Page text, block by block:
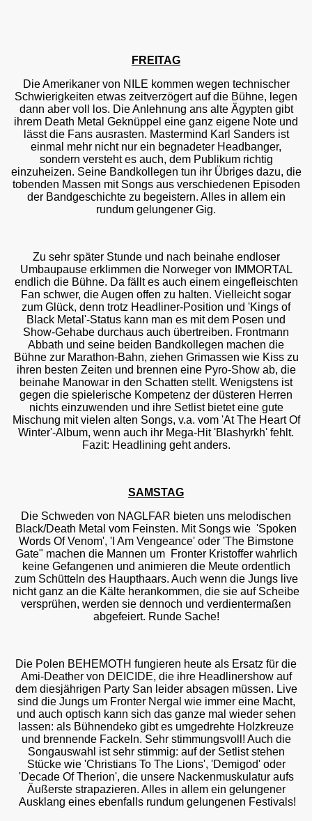
FREITAG
Die Amerikaner von NILE kommen wegen technischer
Schwierigkeiten etwas zeitverzögert auf die Bühne, legen
dann aber voll los. Die Anlehnung ans alte Ägypten gibt
ihrem Death Metal Geknüppel eine ganz eigene Note und
lässt die Fans ausrasten. Mastermind Karl Sanders ist
einmal mehr nicht nur ein begnadeter Headbanger,
sondern versteht es auch, dem Publikum richtig
einzuheizen. Seine Bandkollegen tun ihr Übriges dazu, die
tobenden Massen mit Songs aus verschiedenen Episoden
der Bandgeschichte zu begeistern. Alles in allem ein
rundum gelungener Gig.
Zu sehr später Stunde und nach beinahe endloser
Umbaupause erklimmen die Norweger von IMMORTAL
endlich die Bühne. Da fällt es auch einem eingefleischten
Fan schwer, die Augen offen zu halten. Vielleicht sogar
zum Glück, denn trotz Headliner-Position und 'Kings of
Black Metal'-Status kann man es mit dem Posen und
Show-Gehabe durchaus auch übertreiben. Frontmann
Abbath und seine beiden Bandkollegen machen die
Bühne zur Marathon-Bahn, ziehen Grimassen wie Kiss zu
ihren besten Zeiten und brennen eine Pyro-Show ab, die
beinahe Manowar in den Schatten stellt. Wenigstens ist
gegen die spielerische Kompetenz der düsteren Herren
nichts einzuwenden und ihre Setlist bietet eine gute
Mischung mit vielen alten Songs, v.a. vom 'At The Heart Of
Winter'-Album, wenn auch ihr Mega-Hit 'Blashyrkh' fehlt.
Fazit: Headlining geht anders.
SAMSTAG
Die Schweden von NAGLFAR bieten uns melodischen
Black/Death Metal vom Feinsten. Mit Songs wie 'Spoken
Words Of Venom', 'I Am Vengeance' oder 'The Bimstone
Gate" machen die Mannen um Fronter Kristoffer wahrlich
keine Gefangenen und animieren die Meute ordentlich
zum Schütteln des Haupthaars. Auch wenn die Jungs live
nicht ganz an die Kälte herankommen, die sie auf Scheibe
versprühen, werden sie dennoch und verdientermaßen
abgefeiert. Runde Sache!
Die Polen BEHEMOTH fungieren heute als Ersatz für die
Ami-Deather von DEICIDE, die ihre Headlinershow auf
dem diesjährigen Party San leider absagen müssen. Live
sind die Jungs um Fronter Nergal wie immer eine Macht,
und auch optisch kann sich das ganze mal wieder sehen
lassen: als Bühnendeko gibt es umgedrehte Holzkreuze
und brennende Fackeln. Sehr stimmungsvoll! Auch die
Songauswahl ist sehr stimmig: auf der Setlist stehen
Stücke wie 'Christians To The Lions', 'Demigod' oder
'Decade Of Therion', die unsere Nackenmuskulatur aufs
Äußerste strapazieren. Alles in allem ein gelungener
Ausklang eines ebenfalls rundum gelungenen Festivals!